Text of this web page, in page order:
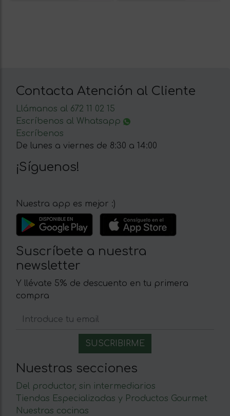
Contacta Atención al Cliente
Llámanos al 672 11 02 15
Escríbenos al Whatsapp
Escríbenos
De lunes a viernes de 8:30 a 14:00
¡Síguenos!
Nuestra app es mejor :)
Suscríbete a nuestra
newsletter
Y llévate 5% de descuento en tu primera
compra
Nuestras secciones
Del productor, sin intermediarios
Tiendas Especializadas y Productos Gourmet
Nuestras cocinas